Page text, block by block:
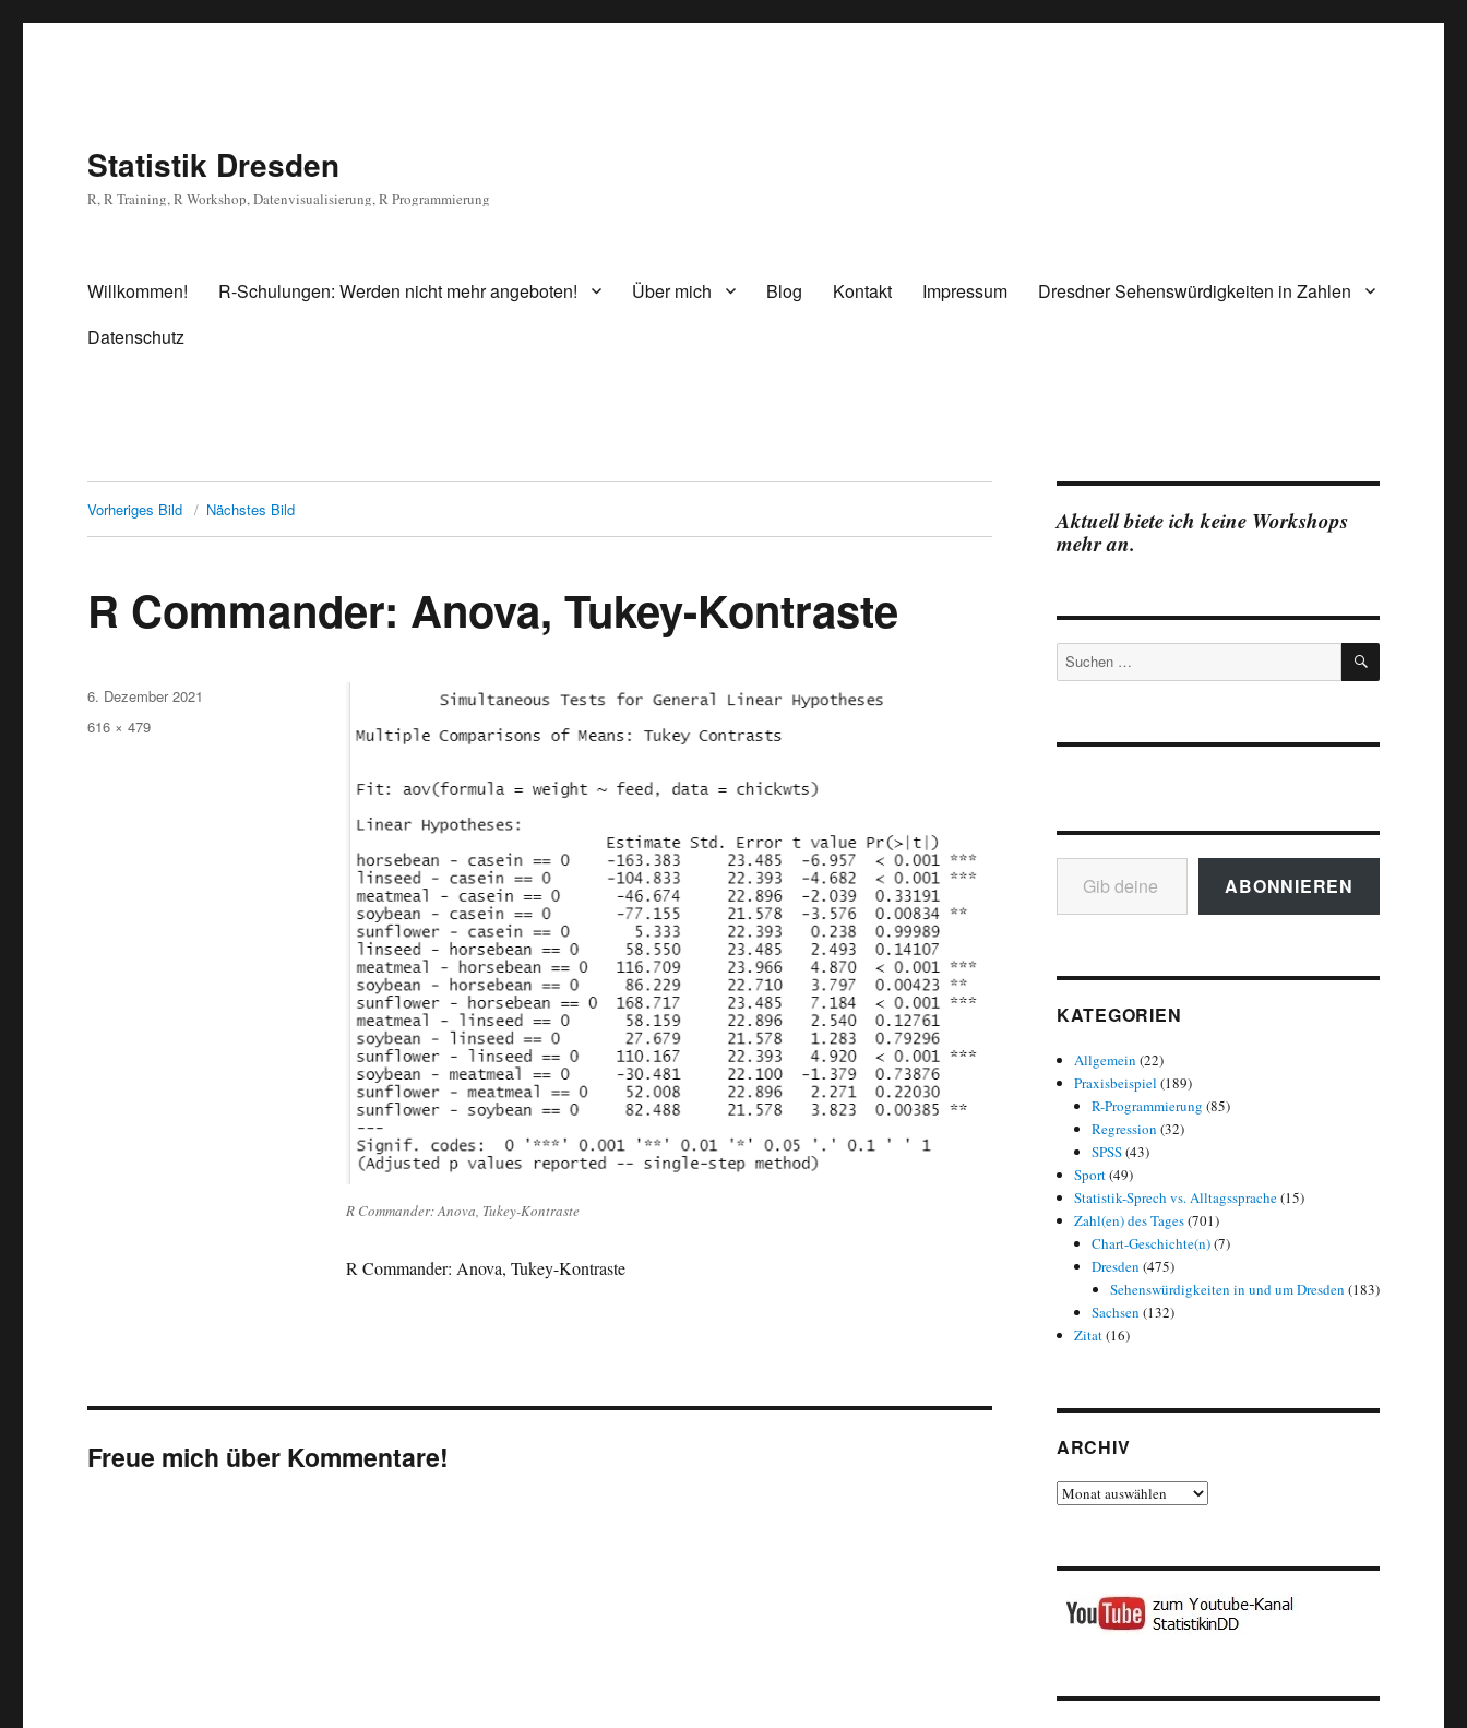
Statistik Dresden
R, R Training, R Workshop, Datenvisualisierung, R Programmierung
Willkommen! R-Schulungen: Werden nicht mehr angeboten! Über mich Blog Kontakt Impressum
Dresdner Sehenswürdigkeiten in Zahlen
Datenschutz
Vorheriges Bild Nächstes Bild
R Commander: Anova, Tukey-Kontraste
R Commander: Anova, Tukey-Kontraste
R Commander: Anova, Tukey-Kontraste
Veröffentlicht
am
6. Dezember 2021
Originalgröße
616 × 479
Freue mich über Kommentare!
Aktuell biete ich keine Workshops
mehr an.
Suchen
nach:
SUCHEN
Gib deine E-Mail-Adresse ein ...
ABONNIEREN
KATEGORIEN
Allgemein (22)
Praxisbeispiel (189)
R-Programmierung (85)
Regression (32)
SPSS(43)
Sport(49)
Statistik-Sprech vs. Alltagssprache(15)
Zahl(en) des Tages(701)
Chart-Geschichte(n)(7)
Dresden (475)
Sehenswürdigkeiten in und um Dresden (183)
Sachsen (132)
Zitat(16)
ARCHIV
Archiv